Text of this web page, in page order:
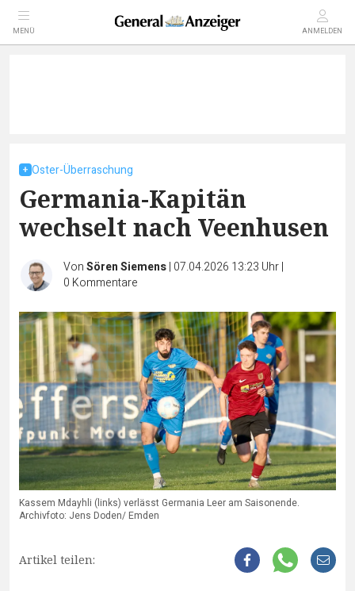
MENÜ ANMELDEN
Oster-Überraschung
Germania-Kapitän
wechselt nach Veenhusen
VonSören Siemens| 07.04.2026 13:23 Uhr|
0 Kommentare
Kassem Mdayhli (links) verlässt Germania Leer am Saisonende.
Archivfoto: Jens Doden/ Emden
Artikel teilen: